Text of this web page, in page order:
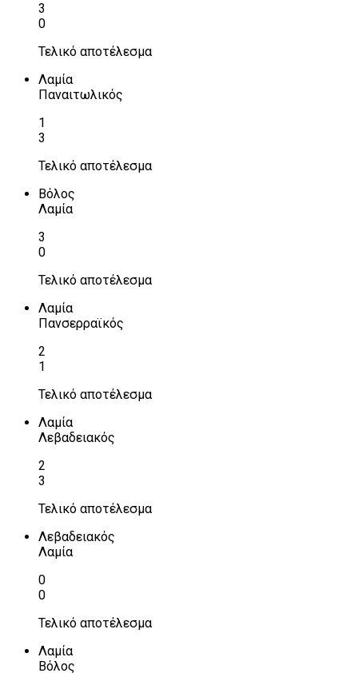
3
0
Τελικό αποτέλεσμα
Λαμία
Παναιτωλικός
1
3
Τελικό αποτέλεσμα
Βόλος
Λαμία
3
0
Τελικό αποτέλεσμα
Λαμία
Πανσερραϊκός
2
1
Τελικό αποτέλεσμα
Λαμία
Λεβαδειακός
2
3
Τελικό αποτέλεσμα
Λεβαδειακός
Λαμία
0
0
Τελικό αποτέλεσμα
Λαμία
Βόλος